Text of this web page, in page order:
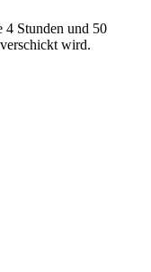
4 Stunden und 50
verschickt wird.